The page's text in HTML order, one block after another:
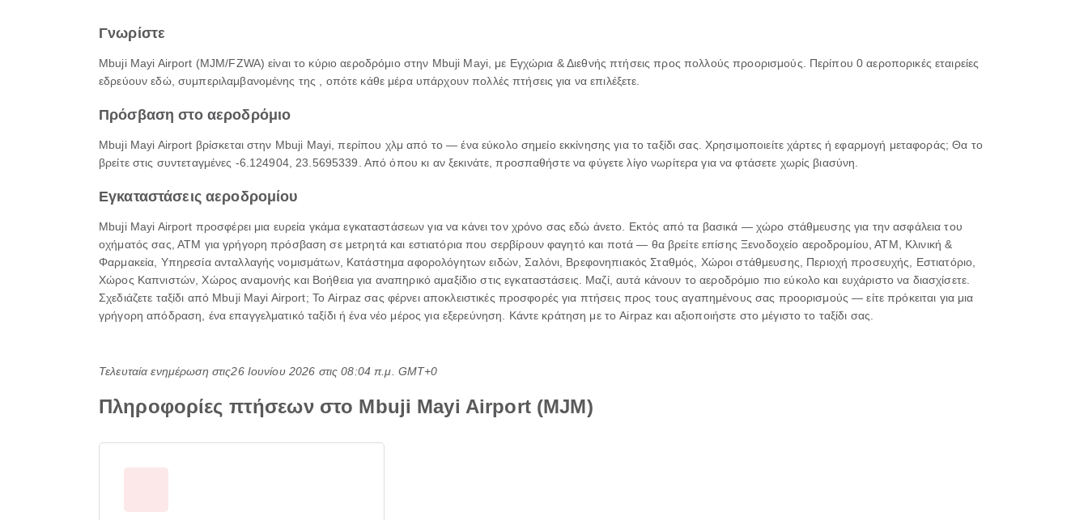
Γνωρίστε
Mbuji Mayi Airport (MJM/FZWA) είναι το κύριο αεροδρόμιο στην Mbuji Mayi, με Εγχώρια & Διεθνής πτήσεις προς πολλούς προορισμούς. Περίπου 0 αεροπορικές εταιρείες
εδρεύουν εδώ, συμπεριλαμβανομένης της , οπότε κάθε μέρα υπάρχουν πολλές πτήσεις για να επιλέξετε.
Πρόσβαση στο αεροδρόμιο
Mbuji Mayi Airport βρίσκεται στην Mbuji Mayi, περίπου χλμ από το — ένα εύκολο σημείο εκκίνησης για το ταξίδι σας. Χρησιμοποιείτε χάρτες ή εφαρμογή μεταφοράς; Θα το
βρείτε στις συντεταγμένες -6.124904, 23.5695339. Από όπου κι αν ξεκινάτε, προσπαθήστε να φύγετε λίγο νωρίτερα για να φτάσετε χωρίς βιασύνη.
Εγκαταστάσεις αεροδρομίου
Mbuji Mayi Airport προσφέρει μια ευρεία γκάμα εγκαταστάσεων για να κάνει τον χρόνο σας εδώ άνετο. Εκτός από τα βασικά — χώρο στάθμευσης για την ασφάλεια του
οχήματός σας, ΑΤΜ για γρήγορη πρόσβαση σε μετρητά και εστιατόρια που σερβίρουν φαγητό και ποτά — θα βρείτε επίσης Ξενοδοχείο αεροδρομίου, ΑΤΜ, Κλινική &
Φαρμακεία, Υπηρεσία ανταλλαγής νομισμάτων, Κατάστημα αφορολόγητων ειδών, Σαλόνι, Βρεφονηπιακός Σταθμός, Χώροι στάθμευσης, Περιοχή προσευχής, Εστιατόριο,
Χώρος Καπνιστών, Χώρος αναμονής και Βοήθεια για αναπηρικό αμαξίδιο στις εγκαταστάσεις. Μαζί, αυτά κάνουν το αεροδρόμιο πιο εύκολο και ευχάριστο να διασχίσετε.
Σχεδιάζετε ταξίδι από Mbuji Mayi Airport; Το Airpaz σας φέρνει αποκλειστικές προσφορές για πτήσεις προς τους αγαπημένους σας προορισμούς — είτε πρόκειται για μια
γρήγορη απόδραση, ένα επαγγελματικό ταξίδι ή ένα νέο μέρος για εξερεύνηση. Κάντε κράτηση με το Airpaz και αξιοποιήστε στο μέγιστο το ταξίδι σας.
Τελευταία ενημέρωση στις26 Ιουνίου 2026 στις 08:04 π.μ. GMT+0
Πληροφορίες πτήσεων στο Mbuji Mayi Airport (MJM)